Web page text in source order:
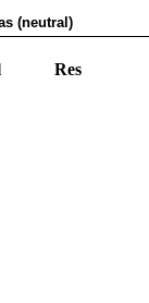
(neutral)
Res